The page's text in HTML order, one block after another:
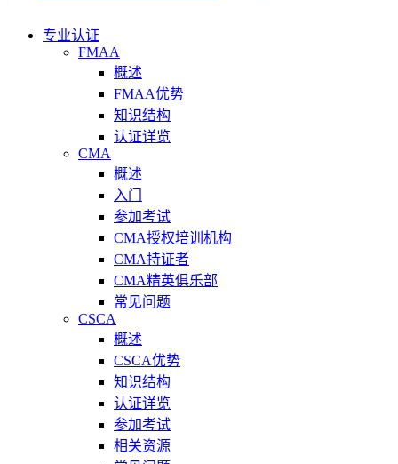
专业认证
FMAA
概述
FMAA优势
知识结构
认证详览
CMA
概述
入门
参加考试
CMA授权培训机构
CMA持证者
CMA精英俱乐部
常见问题
CSCA
概述
CSCA优势
知识结构
认证详览
参加考试
相关资源